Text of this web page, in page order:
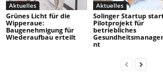
Aktuelles
Grünes Licht für die
Wipperaue:
Baugenehmigung für
Wiederaufbau erteilt
Aktuelles
Solinger Startup
Pilotprojekt für
betriebliches
nt